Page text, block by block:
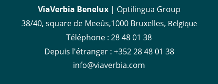
ViaVerbia Benelux | Optilingua Group
38/40, square de Meeûs,1000 Bruxelles, Belgique
Téléphone : 28 48 01 38
Depuis l'étranger : +352 28 48 01 38
info@viaverbia.com